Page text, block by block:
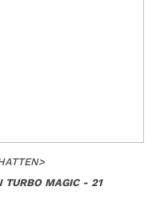
>
TURBO MAGIC - 21